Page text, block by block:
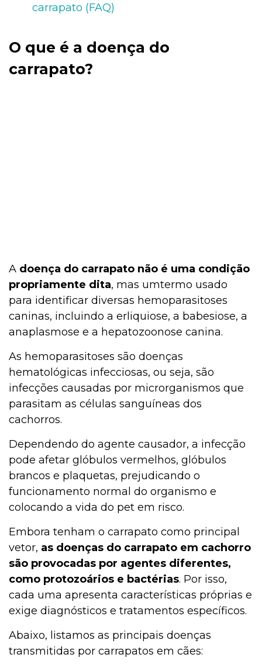
carrapato (FAQ)
O que é a doença do
carrapato?
A doença do carrapato não é uma condição
propriamente dita, mas umtermo usado
para identificar diversas hemoparasitoses
caninas, incluindo a erliquiose, a babesiose, a
anaplasmose e a hepatozoonose canina.
As hemoparasitoses são doenças
hematológicas infecciosas, ou seja, são
infecções causadas por microrganismos que
parasitam as células sanguíneas dos
cachorros.
Dependendo do agente causador, a infecção
pode afetar glóbulos vermelhos, glóbulos
brancos e plaquetas, prejudicando o
funcionamento normal do organismo e
colocando a vida do pet em risco.
Embora tenham o carrapato como principal
vetor, as doenças do carrapato em cachorro
são provocadas por agentes diferentes,
como protozoários e bactérias. Por isso,
cada uma apresenta características próprias e
exige diagnósticos e tratamentos específicos.
Abaixo, listamos as principais doenças
transmitidas por carrapatos em cães: